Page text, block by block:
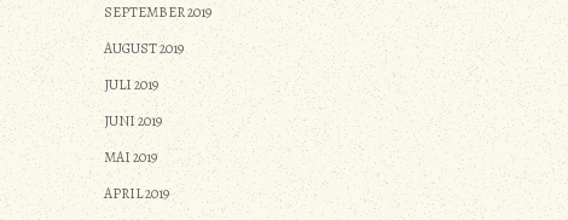
SEPTEMBER 2019
AUGUST 2019
JULI 2019
JUNI 2019
MAI 2019
APRIL 2019